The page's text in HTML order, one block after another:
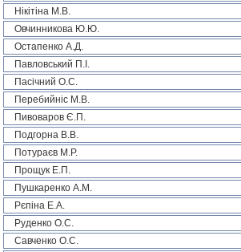
Нікітіна М.В.
Овчинникова Ю.Ю.
Остапенко А.Д.
Павловський П.І.
Пасічний О.С.
Перебийніс М.В.
Пивоваров Є.П.
Подгорна В.В.
Потураєв М.Р.
Прощук Е.П.
Пушкаренко А.М.
Рєпіна Е.А.
Руденко О.С.
Савченко О.С.